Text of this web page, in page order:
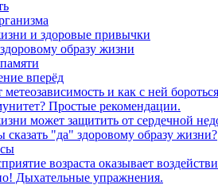
и здоровые привычки
образу жизни
вперёд
и как с ней
Простые рекомендации.
может защитить от сердечной
сказать "да" здоровому образу жизни?
возраста оказывает
Дыхательные упражнения.